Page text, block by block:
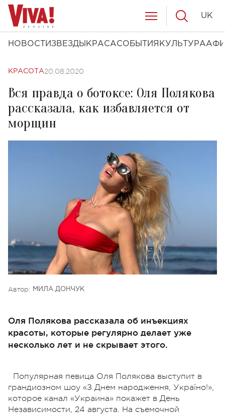
НОВОСТИ ЗВЕЗДЫ КРАСАСОБЫТИЯ КУЛЬТУРА
UK
КРАСОТА20.08.2020
Вся правда о ботоксе: Оля Полякова
рассказала, как избавляется от
морщин
Автор: МИЛА ДОНЧУК
Оля Полякова рассказала об инъекциях
красоты, которые регулярно делает уже
несколько лет и не скрывает этого.
Популярная певица Оля Полякова выступит в
грандиозном шоу «З Днем народження, Україно!»,
которое канал «Украина» покажет в День
Независимости, 24 августа. На съемочной